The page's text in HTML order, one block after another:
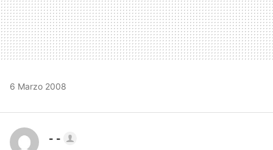
6 Marzo 2008
- -